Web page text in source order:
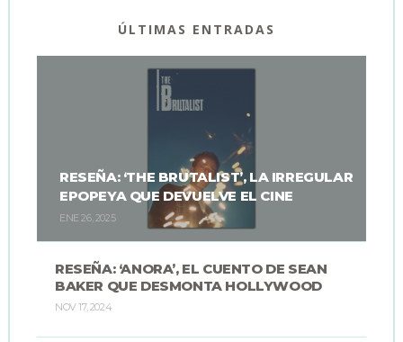
ÚLTIMAS ENTRADAS
RESEÑA: ‘THE BRUTALIST’, LA IRREGULAR
EPOPEYA QUE DEVUELVE EL CINE
ENE 26, 2025
RESEÑA: ‘ANORA’, EL CUENTO DE SEAN
BAKER QUE DESMONTA HOLLYWOOD
NOV 17, 2024